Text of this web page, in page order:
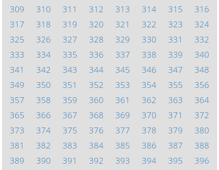
309
310 311 312 313 314 315
316
317
318 319 320 321 322 323
324
325
326 327 328 329 330 331
332
333
334 335 336 337 338 339
340
341
342 343 344 345 346 347
348
349
350 351 352 353 354 355
356
357
358 359 360 361 362 363
364
365
366 367 368 369 370 371
372
373
374 375 376 377 378 379
380
381
382 383 384 385 386 387
388
389
390 391 392 393 394 395 396